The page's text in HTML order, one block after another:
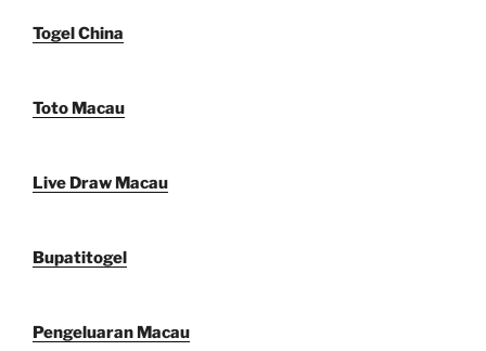
Togel China
Toto Macau
Live Draw Macau
Bupatitogel
Pengeluaran Macau